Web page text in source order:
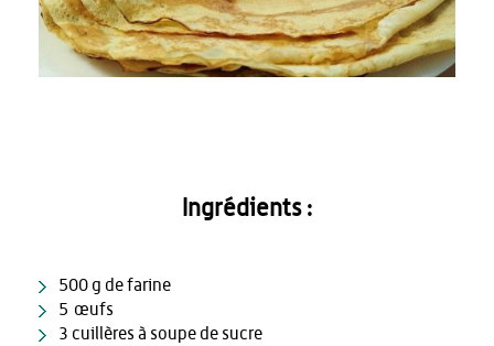
Ingrédients :
500 g de farine
5 œufs
3 cuillères à soupe de sucre